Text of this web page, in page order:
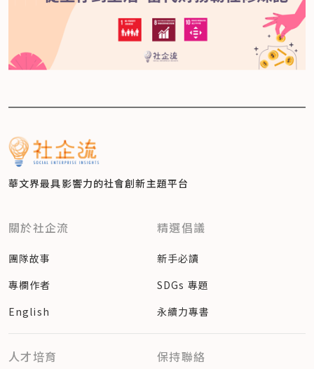
華文界最具影響力的社會創新主題平台
關於社企流
團隊故事
專欄作者
English
精選倡議
新手必讀
SDGs 專題
永續力專書
人才培育 保持聯絡